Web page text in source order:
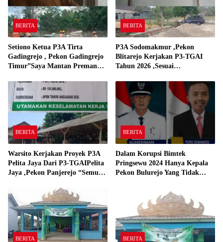
BERITA
Setiono Ketua P3A Tirta
Gadingrejo , Pekon Gadingrejo
Timur”Saya Mantan Preman
Gadingrejo Tahun 2000″
BERITA
P3A Sodomakmur ,Pekon
Blitarejo Kerjakan P3-TGAI
Tahun 2026 ,Sesuai
BERITA
Warsito Kerjakan Proyek P3A
Pelita Jaya Dari P3-TGAIPelita
Jaya ,Pekon Panjerejo “Semua
BERITA
Dalam Korupsi Bimtek
Pringsewu 2024 Hanya Kepala
Pekon Bulurejo Yang Tidak
BERITA BERITA